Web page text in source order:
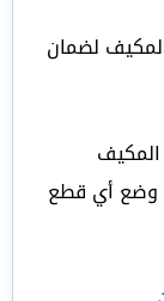
لضمان
وضع أي قطع